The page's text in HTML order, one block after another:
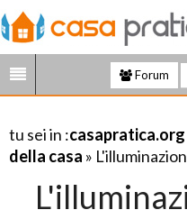
Forum
tu sei in :casapratica.org
della casa »